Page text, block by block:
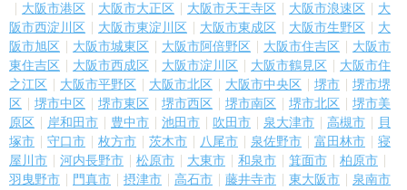
大阪市港区
大阪市大正区 大阪市天王寺区 大阪市浪速区
大
阪市西淀川区
大阪市東淀川区 大阪市東成区 大阪市生野区
大
阪市旭区
大阪市城東区 大阪市阿倍野区 大阪市住吉区
大阪市
東住吉区
大阪市西成区 大阪市淀川区 大阪市鶴見区
大阪市住
之江区
大阪市平野区 大阪市北区 大阪市中央区 堺市
堺市堺
区
堺市中区 堺市東区 堺市西区 堺市南区 堺市北区
堺市美
原区
岸和田市 豊中市 池田市 吹田市 泉大津市 高槻市
貝
塚市
守口市 枚方市 茨木市 八尾市 泉佐野市 富田林市
寝
屋川市
河内長野市 松原市 大東市 和泉市 箕面市
柏原市
羽曳野市
門真市 摂津市 高石市 藤井寺市 東大阪市
泉南市